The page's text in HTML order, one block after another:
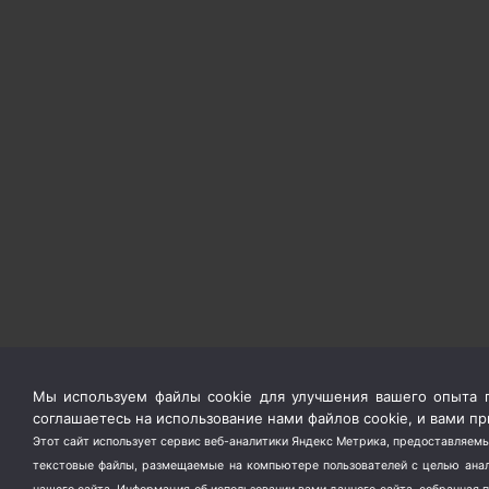
Мы используем файлы cookie для улучшения вашего опыта
соглашаетесь на использование нами файлов cookie, и вами
Этот сайт использует сервис веб-аналитики Яндекс Метрика,
текстовые файлы, размещаемые на компьютере пользователей с целью